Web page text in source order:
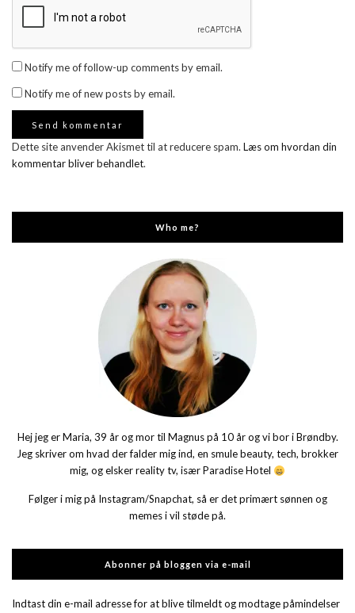
Notify me of follow-up comments by email.
Notify me of new posts by email.
Dette site anvender Akismet til at reducere spam. Læs om hvordan din
kommentar bliver behandlet.
Who me?
Hej jeg er Maria, 39 år og mor til Magnus på 10 år og vi bor i Brøndby.
Jeg skriver om hvad der falder mig ind, en smule beauty, tech, brokker
mig, og elsker reality tv, især Paradise Hotel
Følger i mig på Instagram/Snapchat, så er det primært sønnen og
memes i vil støde på.
Abonner på bloggen via e-mail
Indtast din e-mail adresse for at blive tilmeldt og modtage påmindelser